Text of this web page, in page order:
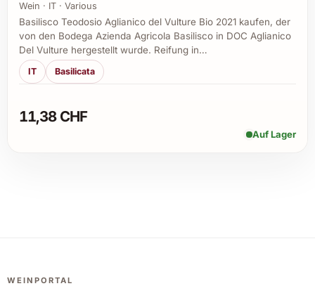
Wein · IT · Various
Basilisco Teodosio Aglianico del Vulture Bio 2021 kaufen, der
von den Bodega Azienda Agricola Basilisco in DOC Aglianico
Del Vulture hergestellt wurde. Reifung in…
IT Basilicata
11,38 CHF
Auf Lager
WEINPORTAL